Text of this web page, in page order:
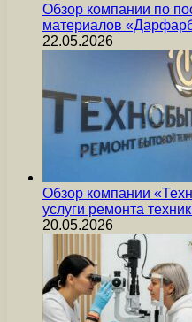
Обзор компании по
материалов
22.05.2026
Обзор компании
услуги ремонта
20.05.2026